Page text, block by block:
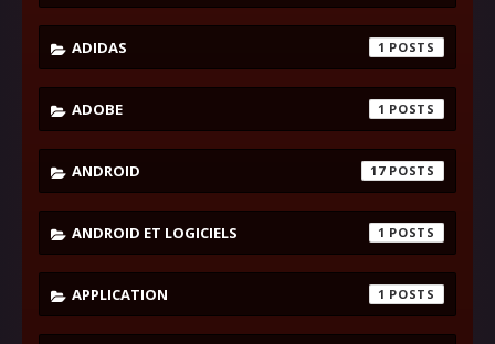
ADIDAS 1
ADOBE 1
ANDROID 17
ANDROID ET LOGICIELS 1
APPLICATION 1